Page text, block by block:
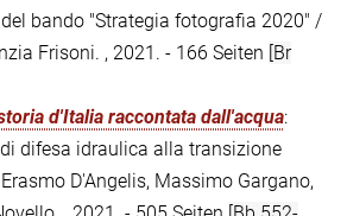
bando "Strategia fotografia 2020" /
Frisoni. , 2021. - 166 Seiten [Br
d'Italia raccontata dall'acqua:
difesa idraulica alla transizione
D'Angelis, Massimo Gargano,